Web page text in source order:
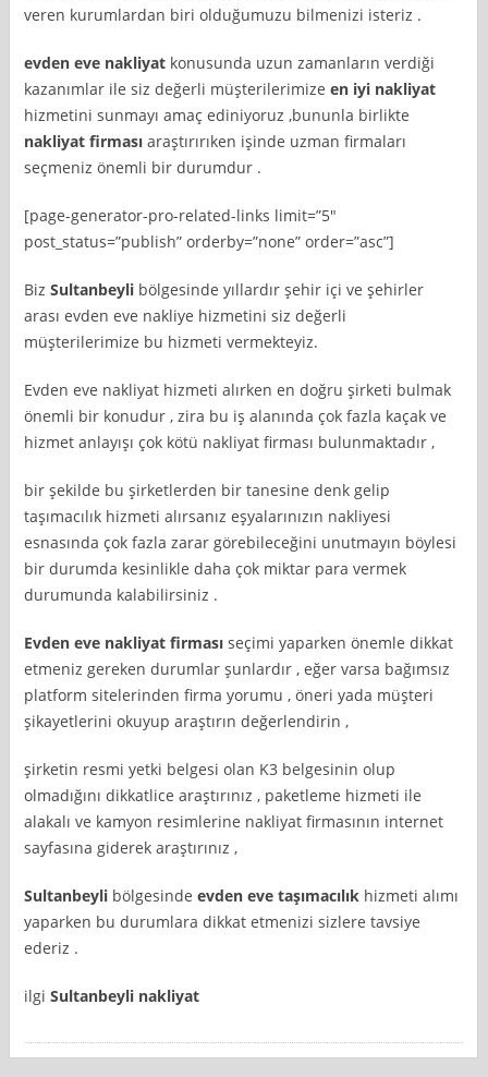
veren kurumlardan biri olduğumuzu bilmenizi isteriz .
evden eve nakliyat konusunda uzun zamanların verdiği
kazanımlar ile siz değerli müşterilerimizeen iyi nakliyat
hizmetini sunmayı amaç ediniyoruz ,bununla birlikte
nakliyat firması araştırırıken işinde uzman firmaları
seçmeniz önemli bir durumdur .
[page-generator-pro-related-links limit=”5″
post_status=”publish” orderby=”none” order=”asc”]
BizSultanbeyli bölgesinde yıllardır şehir içi ve şehirler
arası evden eve nakliye hizmetini siz değerli
müşterilerimize bu hizmeti vermekteyiz.
Evden eve nakliyat hizmeti alırken en doğru şirketi bulmak
önemli bir konudur , zira bu iş alanında çok fazla kaçak ve
hizmet anlayışı çok kötü nakliyat firması bulunmaktadır ,
bir şekilde bu şirketlerden bir tanesine denk gelip
taşımacılık hizmeti alırsanız eşyalarınızın nakliyesi
esnasında çok fazla zarar görebileceğini unutmayın böylesi
bir durumda kesinlikle daha çok miktar para vermek
durumunda kalabilirsiniz .
Evden eve nakliyat firması seçimi yaparken önemle dikkat
etmeniz gereken durumlar şunlardır , eğer varsa bağımsız
platform sitelerinden firma yorumu , öneri yada müşteri
şikayetlerini okuyup araştırın değerlendirin ,
şirketin resmi yetki belgesi olan K3 belgesinin olup
olmadığını dikkatlice araştırınız , paketleme hizmeti ile
alakalı ve kamyon resimlerine nakliyat firmasının internet
sayfasına giderek araştırınız ,
Sultanbeyli bölgesindeevden eve taşımacılık hizmeti alımı
yaparken bu durumlara dikkat etmenizi sizlere tavsiye
ederiz .
ilgiSultanbeyli nakliyat